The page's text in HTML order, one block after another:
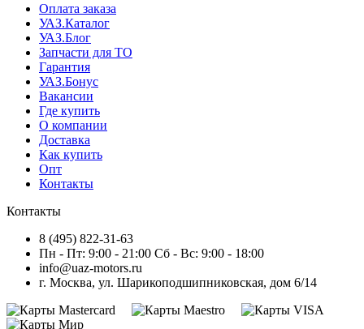
Оплата заказа
УАЗ.Каталог
УАЗ.Блог
Запчасти для ТО
Гарантия
УАЗ.Бонус
Вакансии
Где купить
О компании
Доставка
Как купить
Опт
Контакты
Контакты
8 (495) 822-31-63
Пн - Пт: 9:00 - 21:00 Сб - Вс: 9:00 - 18:00
info@uaz-motors.ru
г. Москва, ул. Шарикоподшипниковская, дом 6/14